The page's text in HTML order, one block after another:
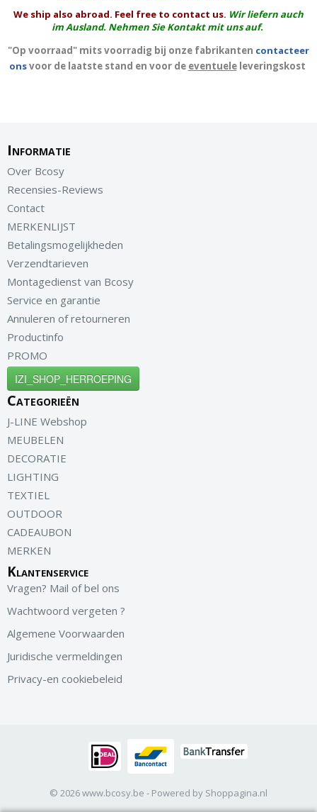
We ship also abroad. Feel free to contact us. Wir liefern auch
im Ausland. Nehmen Sie Kontakt mit uns auf.
"Op voorraad" mits voorradig bij onze fabrikanten contacteer
onsvoor de laatste stand en voor de eventueleleveringskost
Informatie
Over Bcosy
Recensies-Reviews
Contact
MERKENLIJST
Betalingsmogelijkheden
Verzendtarieven
Montagedienst van Bcosy
Service en garantie
Annuleren of retourneren
Productinfo
PROMO
IZI_SHOP_HERROEPING
Categorieën
J-LINE Webshop
MEUBELEN
DECORATIE
LIGHTING
TEXTIEL
OUTDOOR
CADEAUBON
MERKEN
Klantenservice
Vragen? Mail of bel ons
Wachtwoord vergeten ?
Algemene Voorwaarden
Juridische vermeldingen
Privacy-en cookiebeleid
© 2026 www.bcosy.be - Powered by Shoppagina.nl